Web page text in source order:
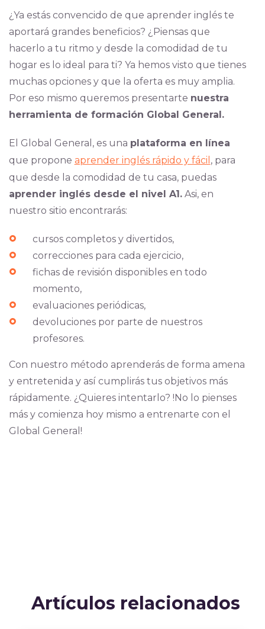
¿Ya estás convencido de que aprender inglés te
aportará grandes beneficios? ¿Piensas que
hacerlo a tu ritmo y desde la comodidad de tu
hogar es lo ideal para ti? Ya hemos visto que tienes
muchas opciones y que la oferta es muy amplia.
Por eso mismo queremos presentarte nuestra
herramienta de formación Global General.
El Global General, es una plataforma en línea
que propone aprender inglés rápido y fácil , para
que desde la comodidad de tu casa, puedas
aprender inglés desde el nivel A1.Asi, en
nuestro sitio encontrarás:
cursos completos y divertidos,
correcciones para cada ejercicio,
fichas de revisión disponibles en todo
momento,
evaluaciones periódicas,
devoluciones por parte de nuestros
profesores.
Con nuestro método aprenderás de forma amena
y entretenida y así cumplirás tus objetivos más
rápidamente. ¿Quieres intentarlo? !No lo pienses
más y comienza hoy mismo a entrenarte con el
Global General!
Artículos relacionados